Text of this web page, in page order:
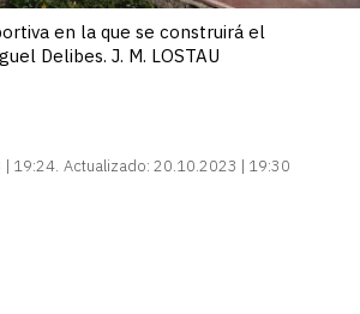
en la que se construirá el
Delibes. J. M. LOSTAU
| 19:24 Actualizado: 20.10.2023 | 19:30